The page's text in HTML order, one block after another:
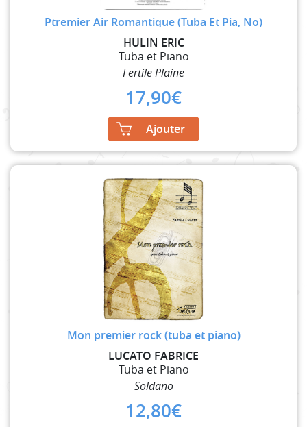
Ptremier Air Romantique (Tuba Et Pia, No)
HULIN ERIC
Tuba et Piano
Fertile Plaine
17,90€
Ajouter
Mon premier rock (tuba et piano)
LUCATO FABRICE
Tuba et Piano
Soldano
12,80€